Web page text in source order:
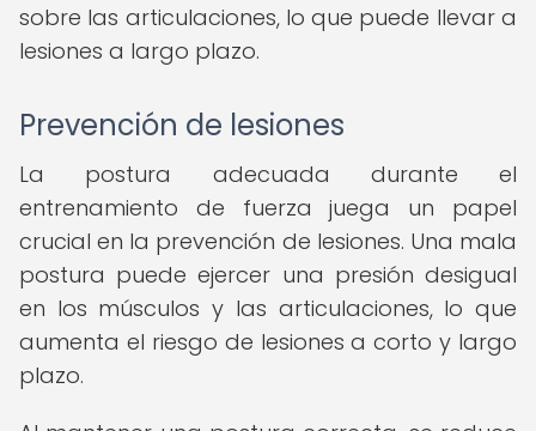
sobre las articulaciones, lo que puede llevar a
lesiones a largo plazo.
Prevención de lesiones
La postura adecuada durante el
entrenamiento de fuerza juega un papel
crucial en la prevención de lesiones. Una mala
postura puede ejercer una presión desigual
en los músculos y las articulaciones, lo que
aumenta el riesgo de lesiones a corto y largo
plazo.